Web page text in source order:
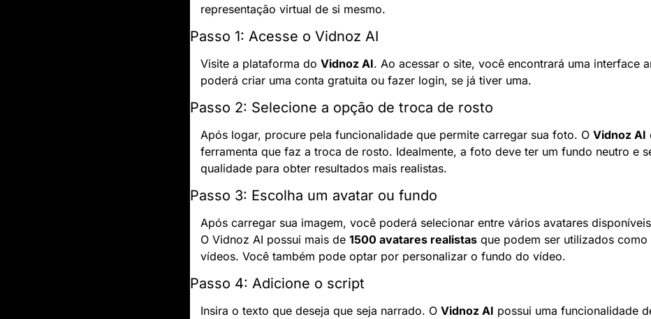
representação virtual de si mesmo.
Passo 1: Acesse o Vidnoz AI
Visite a plataforma do Vidnoz AI. Ao acessar o site, você encontrará uma interface
poderá criar uma conta gratuita ou fazer login, se já tiver uma.
Passo 2: Selecione a opção de troca de rosto
Após logar, procure pela funcionalidade que permite carregar sua foto. O Vidnoz AI
ferramenta que faz a troca de rosto. Idealmente, a foto deve ter um fundo neutro e
qualidade para obter resultados mais realistas.
Passo 3: Escolha um avatar ou fundo
Após carregar sua imagem, você poderá selecionar entre vários avatares
O Vidnoz AI possui mais de 1500 avatares realistas que podem ser utilizados como
vídeos. Você também pode optar por personalizar o fundo do vídeo.
Passo 4: Adicione o script
Insira o texto que deseja que seja narrado. O Vidnoz AI possui uma funcionalidade